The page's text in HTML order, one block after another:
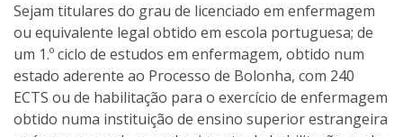
Sejam titulares do grau de licenciado em enfermagem
ou equivalente legal obtido em escola portuguesa; de
um 1.º ciclo de estudos em enfermagem, obtido num
estado aderente ao Processo de Bolonha, com 240
ECTS ou de habilitação para o exercício de enfermagem
obtido numa instituição de ensino superior estrangeira